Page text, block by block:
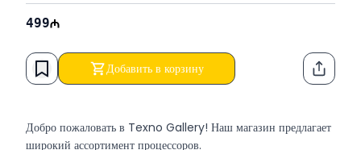
Turbo мощность)
Поддержка памяти:
Гарантия:
12 месяцев
499
Добавить в корзину
Добро пожаловать в Texno Gallery! Наш магазин предлагает
широкий ассортимент процессоров.